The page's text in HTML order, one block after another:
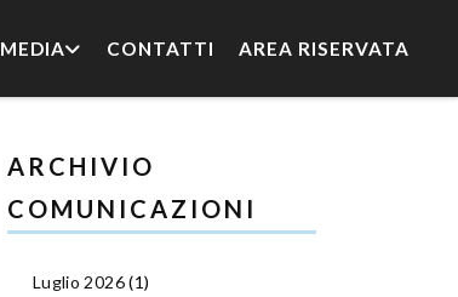
MEDIA CONTATTI AREA RISERVATA
ARCHIVIO
COMUNICAZIONI
Luglio 2026(1)